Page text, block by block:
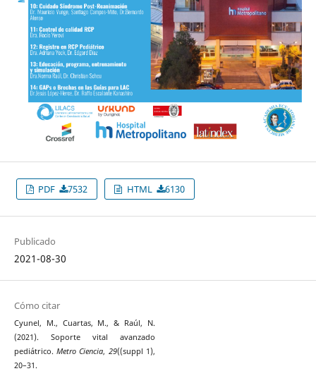
PDF 7532 HTML 6130
Publicado
2021-08-30
Cómo citar
Cyunel, M., Cuartas, M., & Raúl, N.
(2021). Soporte vital avanzado
pediátrico.Metro Ciencia, 29((suppl 1),
20–31.